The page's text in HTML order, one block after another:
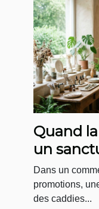
Quand
un
être
Dans un
promotions,
des caddies...